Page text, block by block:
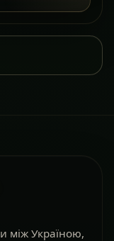
між Україною,